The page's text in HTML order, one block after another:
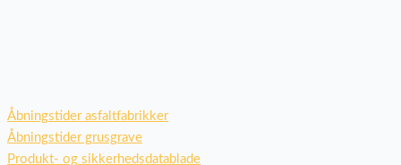
Åbningstider asfaltfabrikker
Åbningstider grusgrave
Produkt- og sikkerhedsdatablade